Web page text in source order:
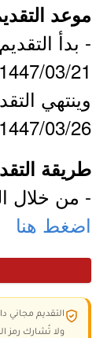
موعد
- بدأ
وينتهي
1447/03/26هـ الموافق 2025/09/18م.
طريقة
- من خلال
اضغط هنا
التقديم مجاني
ولا تُشارك رمز